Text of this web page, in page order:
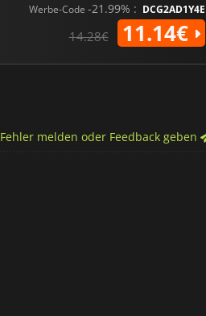
Werbe-Code -21.99% : DCG2AD1Y4E
14.28€ 11.14€
Fehler melden oder Feedback geben